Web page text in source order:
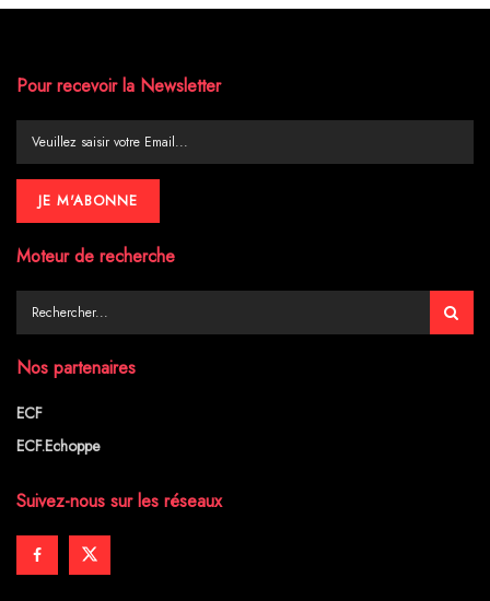
Pour recevoir la Newsletter
Moteur de recherche
Nos partenaires
ECF
ECF.Echoppe
Suivez-nous sur les réseaux